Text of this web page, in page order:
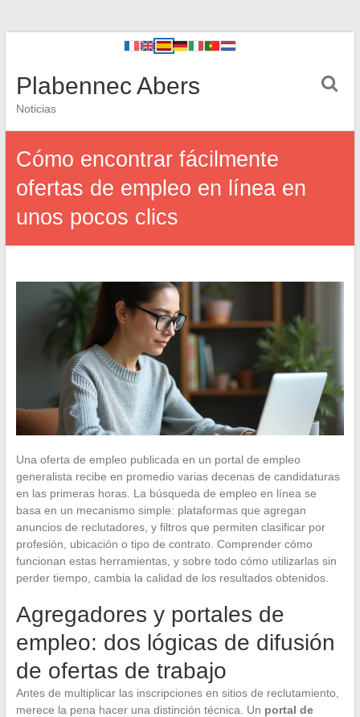
Plabennec Abers
Noticias
Cómo encontrar fácilmente
ofertas de empleo en línea en
unos pocos clics
Una oferta de empleo publicada en un portal de empleo
generalista recibe en promedio varias decenas de candidaturas
en las primeras horas. La búsqueda de empleo en línea se
basa en un mecanismo simple: plataformas que agregan
anuncios de reclutadores, y filtros que permiten clasificar por
profesión, ubicación o tipo de contrato. Comprender cómo
funcionan estas herramientas, y sobre todo cómo utilizarlas sin
perder tiempo, cambia la calidad de los resultados obtenidos.
Agregadores y portales de
empleo: dos lógicas de difusión
de ofertas de trabajo
Antes de multiplicar las inscripciones en sitios de reclutamiento,
merece la pena hacer una distinción técnica. Un portal de